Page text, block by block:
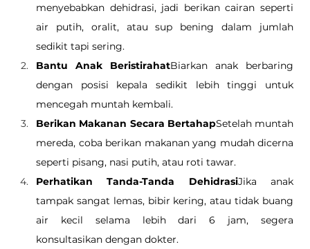
menyebabkan dehidrasi, jadi berikan cairan seperti
air putih, oralit, atau sup bening dalam jumlah
sedikit tapi sering.
Bantu Anak BeristirahatBiarkan anak berbaring
dengan posisi kepala sedikit lebih tinggi untuk
mencegah muntah kembali.
Berikan Makanan Secara BertahapSetelah muntah
mereda, coba berikan makanan yang mudah dicerna
seperti pisang, nasi putih, atau roti tawar.
Perhatikan Tanda-Tanda DehidrasiJika anak
tampak sangat lemas, bibir kering, atau tidak buang
air kecil selama lebih dari 6 jam, segera
konsultasikan dengan dokter.